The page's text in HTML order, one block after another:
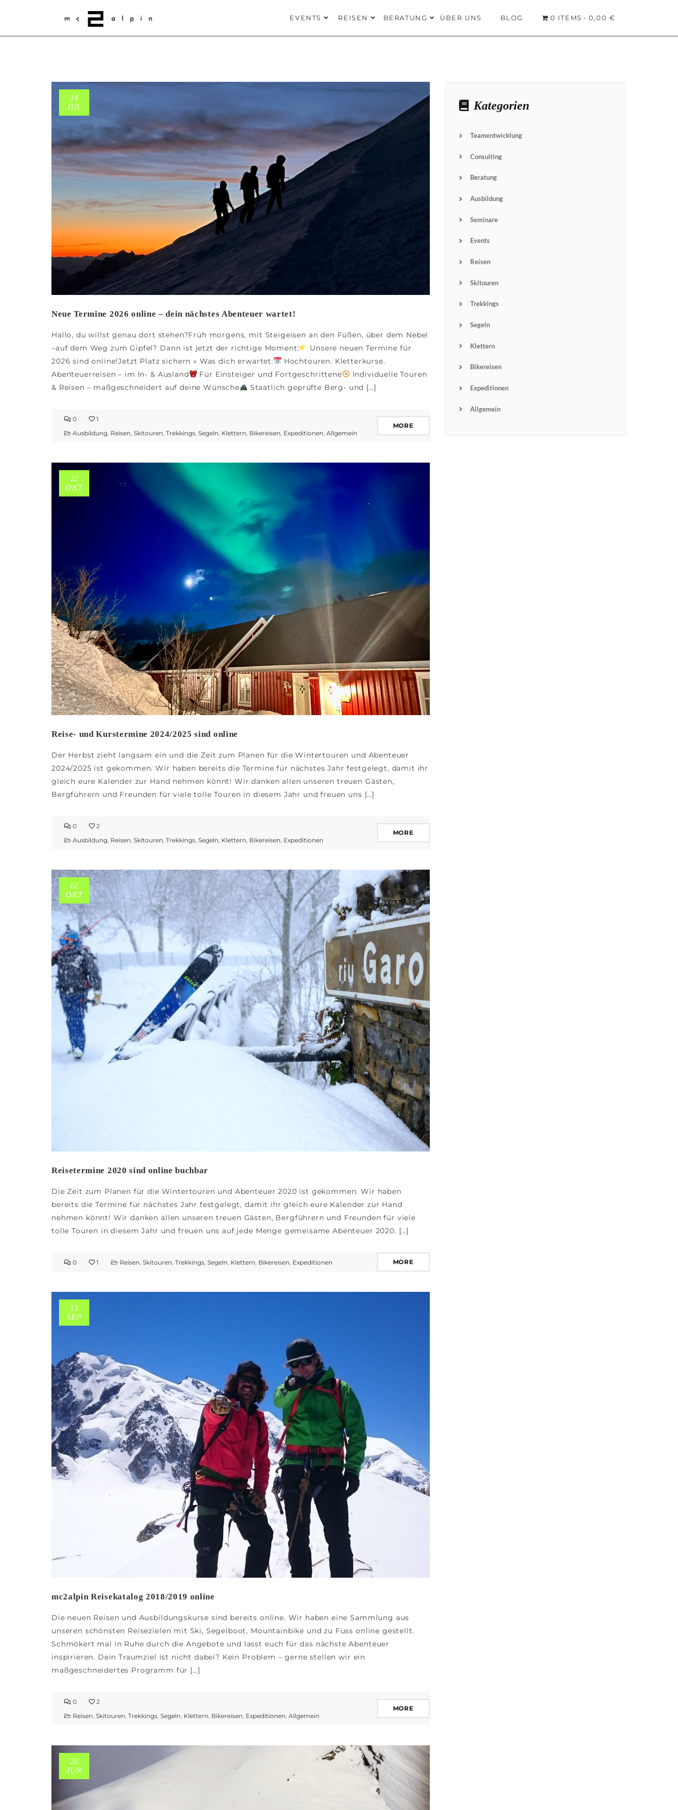
EVENTS REISEN BERATUNG ÜBER UNS BLOG 0 ITEMS 0,00 €
14
JUL
Neue Termine 2026 online – dein nächstes Abenteuer wartet!
Hallo, du willst genau dort stehen?Früh morgens, mit Steigeisen an den Füßen, über dem Nebel
–auf dem Weg zum Gipfel? Dann ist jetzt der richtige Moment:
Unsere neuen Termine für
2026 sind online!Jetzt Platz sichern » Was dich erwartet:
Hochtouren. Kletterkurse.
Abenteuerreisen – im In- & Ausland
Für Einsteiger und Fortgeschrittene
Individuelle Touren
& Reisen – maßgeschneidert auf deine Wünsche
Staatlich geprüfte Berg- und […]
0
1
Ausbildung Reisen Skitouren Trekkings Segeln Klettern Bikereisen Expeditionen Allgemein
MORE
22
OKT
Reise- und Kurstermine 2024/2025 sind online
Der Herbst zieht langsam ein und die Zeit zum Planen für die Wintertouren und Abenteuer
2024/2025 ist gekommen. Wir haben bereits die Termine für nächstes Jahr festgelegt, damit ihr
gleich eure Kalender zur Hand nehmen könnt! Wir danken allen unseren treuen Gästen,
Bergführern und Freunden für viele tolle Touren in diesem Jahr und freuen uns […]
0
2
Ausbildung Reisen Skitouren Trekkings Segeln Klettern Bikereisen Expeditionen
MORE
02
OKT
Reisetermine 2020 sind online buchbar
Die Zeit zum Planen für die Wintertouren und Abenteuer 2020 ist gekommen. Wir haben
bereits die Termine für nächstes Jahr festgelegt, damit ihr gleich eure Kalender zur Hand
nehmen könnt! Wir danken allen unseren treuen Gästen, Bergführern und Freunden für viele
tolle Touren in diesem Jahr und freuen uns auf jede Menge gemeisame Abenteuer 2020. […]
0 1 Reisen Skitouren Trekkings, Segeln Klettern Bikereisen Expeditionen MORE
13
SEP
mc2alpin Reisekatalog 2018/2019 online
Die neuen Reisen und Ausbildungskurse sind bereits online. Wir haben eine Sammlung aus
unseren schönsten Reisezielen mit Ski, Segelboot, Mountainbike und zu Fuss online gestellt.
Schmökert mal in Ruhe durch die Angebote und lasst euch für das nächste Abenteuer
inspirieren. Dein Traumziel ist nicht dabei? Kein Problem – gerne stellen wir ein
maßgeschneidertes Programm für […]
0
2
Reisen Skitouren Trekkings Segeln Klettern Bikereisen Expeditionen Allgemein
MORE
28
JUN
Kategorien
Teamentwicklung
Consulting
Beratung
Ausbildung
Seminare
Events
Reisen
Skitouren
Trekkings
Segeln
Klettern
Bikereisen
Expeditionen
Allgemein
Name
Email
Subscribing I accept the privacy rules of this site